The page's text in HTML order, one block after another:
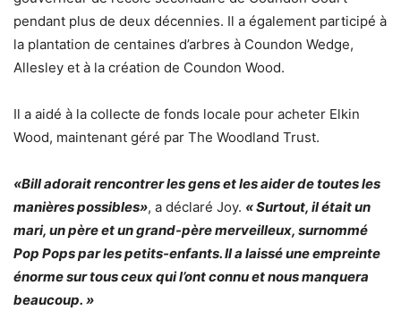
pendant plus de deux décennies. Il a également participé à
la plantation de centaines d’arbres à Coundon Wedge,
Allesley et à la création de Coundon Wood.
Il a aidé à la collecte de fonds locale pour acheter Elkin
Wood, maintenant géré par The Woodland Trust.
«Bill adorait rencontrer les gens et les aider de toutes les
manières possibles», a déclaré Joy. « Surtout, il était un
mari, un père et un grand-père merveilleux, surnommé
Pop Pops par les petits-enfants. Il a laissé une empreinte
énorme sur tous ceux qui l’ont connu et nous manquera
beaucoup. »